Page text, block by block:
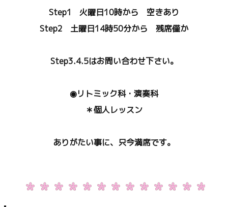
Step1 火曜日10時から 空きあり
Step2 土曜日14時50分から 残席僅か
Step3.4.5はお問い合わせ下さい。
◉リトミック科・演奏科
＊個人レッスン
ありがたい事に、只今満席です。